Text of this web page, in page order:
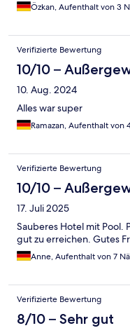
Özkan, Aufenthalt von 3
Verifizierte Bewertung
10/10 –
10. Aug. 2024
Alles war super
Ramazan, Aufenthalt von
Verifizierte Bewertung
10/10 –
17. Juli 2025
Sauberes Hotel mit Pool.
gut zu erreichen. Gutes
Anne, Aufenthalt von 7
Verifizierte Bewertung
8/10 – Sehr gut